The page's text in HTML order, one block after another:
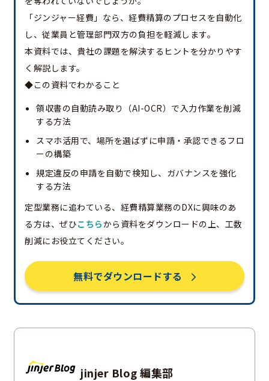
「ジンジャー経費」なら、経費精算のプロセスを自動化
し、従業員と管理部門双方の負担を軽減します。
本資料では、貴社の課題を解決するヒントを分かりやす
く解説します。
◆この資料でわかること
領収書の自動読み取り（AI-OCR）で入力作業を削減
する方法
スマホ活用で、場所を選ばずに申請・承認できるフロ
ーの構築
規定違反の申請を自動で検知し、ガバナンスを強化
する方法
定型業務に追わている、経費精算業務のDXに興味のあ
る方は、ぜひこちらから資料をダウンロードの上、工数
削減にお役立てください。
無料でダウンロードする
jinjer Blog 編集部